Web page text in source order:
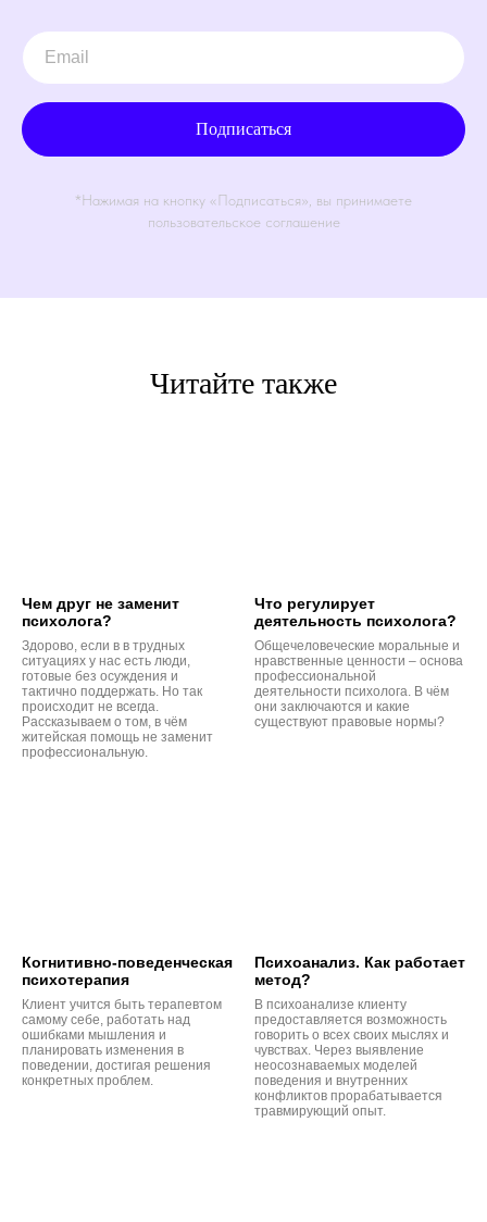
Подписаться
*Нажимая на кнопку «Подписаться», вы принимаете
пользовательское соглашение
Читайте также
Чем друг не заменит
психолога?
Здорово, если в в трудных
ситуациях у нас есть люди,
готовые без осуждения и
тактично поддержать. Но так
происходит не всегда.
Рассказываем о том, в чём
житейская помощь не заменит
профессиональную.
Что регулирует
деятельность психолога?
Общечеловеческие моральные и
нравственные ценности – основа
профессиональной
деятельности психолога. В чём
они заключаются и какие
существуют правовые нормы?
Когнитивно-поведенческая
психотерапия
Клиент учится быть терапевтом
самому себе, работать над
ошибками мышления и
планировать изменения в
поведении, достигая решения
конкретных проблем.
Психоанализ. Как работает
метод?
В психоанализе клиенту
предоставляется возможность
говорить о всех своих мыслях и
чувствах. Через выявление
неосознаваемых моделей
поведения и внутренних
конфликтов прорабатывается
травмирующий опыт.